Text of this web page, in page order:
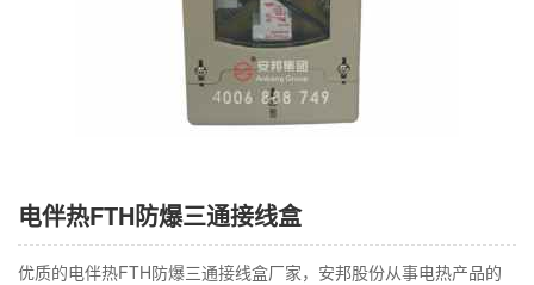
电伴热FTH防爆三通接线盒
优质的电伴热FTH防爆三通接线盒厂家，安邦股份从事电热产品的